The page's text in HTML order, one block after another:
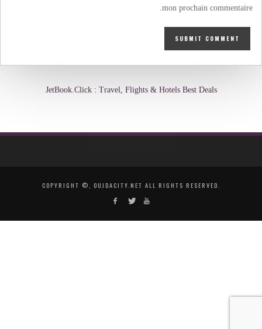
mon prochain commentaire.
JetBook.Click : Travel, Flights & Hotels Best Deals
COPYRIGHT ©, OUJDACITY.NET ALL RIGHTS RESERVED.